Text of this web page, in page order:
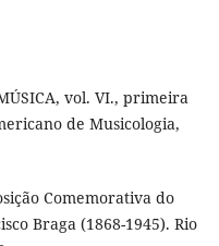
vol. VI., primeira
de Musicologia,
Comemorativa do
Braga (1868-1945). Rio